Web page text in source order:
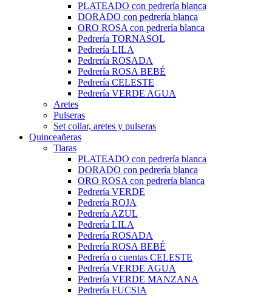
PLATEADO con pedrería blanca
DORADO con pedrería blanca
ORO ROSA con pedrería blanca
Pedrería TORNASOL
Pedrería LILA
Pedrería ROSADA
Pedrería ROSA BEBÉ
Pedrería CELESTE
Pedrería VERDE AGUA
Aretes
Pulseras
Set collar, aretes y pulseras
Quinceañeras
Tiaras
PLATEADO con pedrería blanca
DORADO con pedrería blanca
ORO ROSA con pedrería blanca
Pedrería VERDE
Pedrería ROJA
Pedrería AZUL
Pedrería LILA
Pedrería ROSADA
Pedrería ROSA BEBÉ
Pedrería o cuentas CELESTE
Pedrería VERDE AGUA
Pedrería VERDE MANZANA
Pedrería FUCSIA